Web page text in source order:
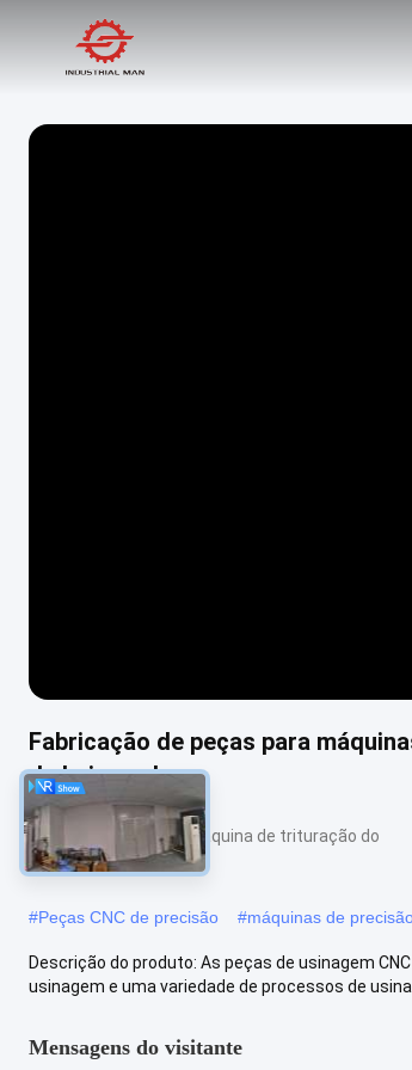
Fabricação de peças para
de baixo volume
Peças fazendo à máquina de trituração do
CNC
#Peças CNC de precisão #máquinas de
Descrição do produto: As peças de usinagem
usinagem e uma variedade de processos de
Mensagens do visitante